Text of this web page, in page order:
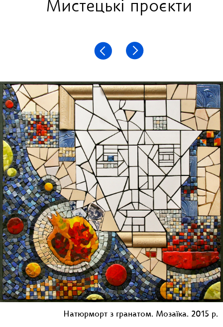
Мистецькі проєкти
Натюрморт з гранатом. Мозаїка. 2015 р.